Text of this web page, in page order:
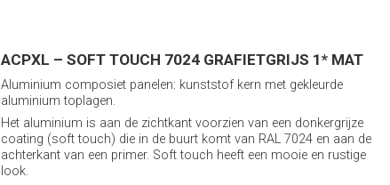
ACPXL – SOFT TOUCH 7024 GRAFIETGRIJS 1* MAT
Aluminium composiet panelen: kunststof kern met gekleurde
aluminium toplagen.
Het aluminium is aan de zichtkant voorzien van een donkergrijze
coating (soft touch) die in de buurt komt van RAL 7024 en aan de
achterkant van een primer. Soft touch heeft een mooie en rustige
look.